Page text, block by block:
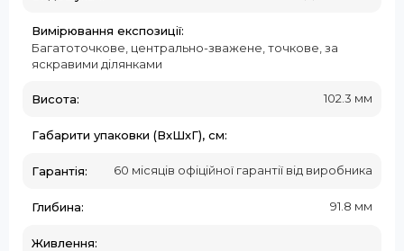
Вимірювання експозиції:
Багатоточкове, центрально-зважене, точкове, за
яскравими ділянками
Висота: 102.3 мм
Габарити упаковки (ВxШхГ), см:
Гарантія: 60 місяців офіційної гарантії від виробника
Глибина: 91.8 мм
Живлення: